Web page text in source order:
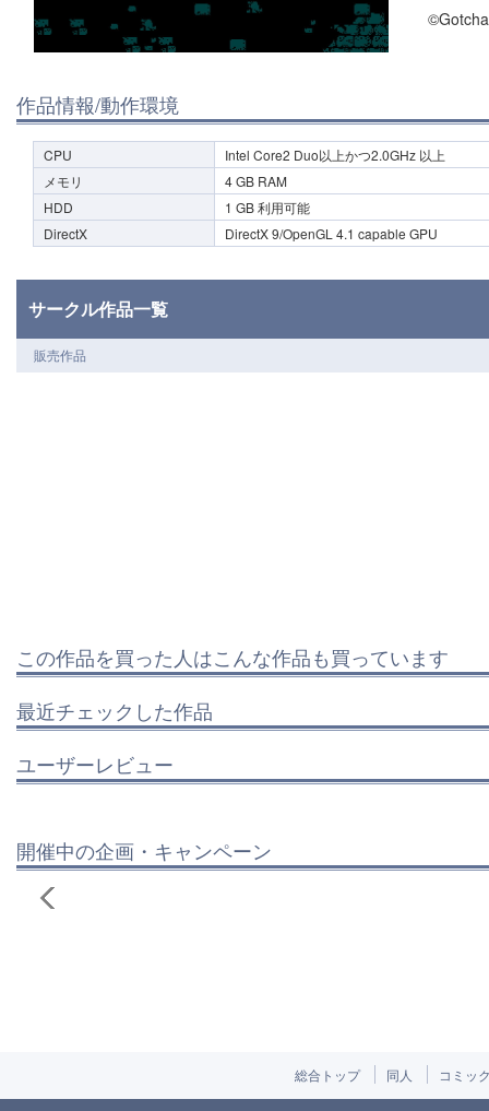
作品情報/動作環境
CPU
Intel Core2 Duo以上かつ2.0GHz 以上
メモリ
4 GB RAM
HDD
1 GB 利用可能
DirectX
DirectX 9/OpenGL 4.1 capable GPU
サークル作品一覧
販売作品
この作品を買った人はこんな作品も買っています
最近チェックした作品
ユーザーレビュー
開催中の企画・キャンペーン
総合トップ 同人 コミッ